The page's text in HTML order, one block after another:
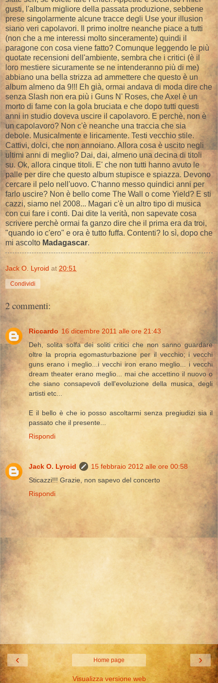
gusti, l'album migliore della passata produzione, sebbene
prese singolarmente alcune tracce degli Use your illusion
siano veri capolavori. Il primo inoltre neanche piace a tutti
(non che a me interessi molto sinceramente) quindi il
paragone con cosa viene fatto? Comunque leggendo le più
quotate recensioni dell'ambiente, sembra che i critici (è il
loro mestiere sicuramente se ne intenderanno più di me)
abbiano una bella strizza ad ammettere che questo è un
album almeno da 9!!! Eh già, ormai andava di moda dire che
senza Slash non era più i Guns N' Roses, che Axel è un
morto di fame con la gola bruciata e che dopo tutti questi
anni in studio doveva uscire il capolavoro. E perchè, non è
un capolavoro? Non c'è neanche una traccia che sia
debole. Musicalmente e liricamente. Testi vecchio stile.
Cattivi, dolci, che non annoiano. Allora cosa è uscito negli
ultimi anni di meglio? Dai, dai, almeno una decina di titoli
su. Ok, allora cinque titoli. E' che non tutti hanno avuto le
palle per dire che questo album stupisce e spiazza. Devono
cercare il pelo nell'uovo. C'hanno messo quindici anni per
farlo uscire? Non è bello come The Wall o come Yield? E sti
cazzi, siamo nel 2008... Magari c'è un altro tipo di musica
con cui fare i conti. Dai dite la verità, non sapevate cosa
scrivere perchè ormai fa ganzo dire che il prima era da troi,
"quando io c'ero" e ora è tutto fuffa. Contenti? Io sì, dopo che
mi ascolto Madagascar.
Jack O. Lyroid at 20:51
Condividi
2 commenti:
Riccardo 16 dicembre 2011 alle ore 21:43
Deh, solita solfa dei soliti critici che non sanno guardare
oltre la propria egomasturbazione per il vecchio; i vecchi
guns erano i meglio...i vecchi iron erano meglio... i vecchi
dream theater erano meglio... mai che accettino il nuovo o
che siano consapevoli dell'evoluzione della musica, degli
artisti etc...
E il bello è che io posso ascoltarmi senza pregiudizi sia il
passato che il presente...
Rispondi
Jack O. Lyroid
15 febbraio 2012 alle ore 00:58
Sticazzi!!! Grazie, non sapevo del concerto
Rispondi
‹ ›
Home page
Visualizza versione web